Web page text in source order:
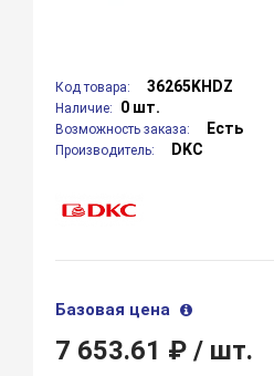
Код товара: 36265KHDZ
Наличие: 0 шт.
Возможность заказа: Есть
Производитель: DKC
Базовая цена
7 653.61 ₽/ шт.